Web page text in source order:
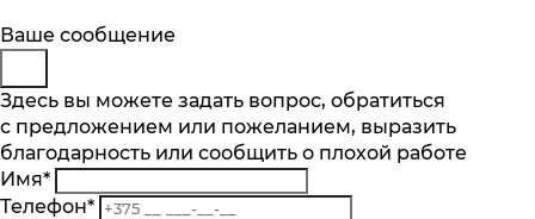
Описание
Отзывы
Основные характеристики
Максимальная вместимость, компл
14
Кол-во программ, шт
Будьте в курсе
Подпишитесь на последние обновления
и узнавайте о новинках и специальных
предложениях первыми
Подписаться
Заказ обратного звонка
Представьтесь
Телефон*
Комментарий
Ваше сообщение
Здесь вы можете задать вопрос, обратиться
с предложением или пожеланием, выразить
благодарность или сообщить о плохой работе
Имя*
Телефон*